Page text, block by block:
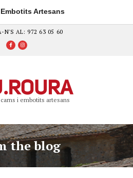
Artesans
N'S AL: 972 63 05 60
i embotits artesans
the blog